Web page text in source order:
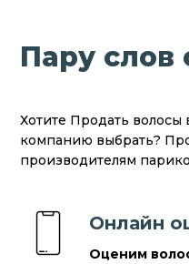
Пару слов
Хотите Продать волосы
компанию выбрать?
производителям
Онлайн
Оценим